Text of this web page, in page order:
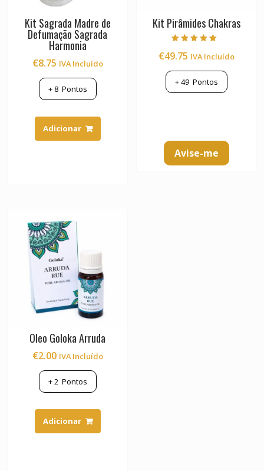
Kit Sagrada Madre de
Defumação Sagrada
Harmonia
€8.75 IVA Incluído
+ 8Pontos
Adicionar
Kit Pirâmides Chakras
5.00
€49.75 IVA Incluído
+49Pontos
Avise-me
Oleo Goloka Arruda
€2.00 IVA Incluído
+2 Pontos
Adicionar